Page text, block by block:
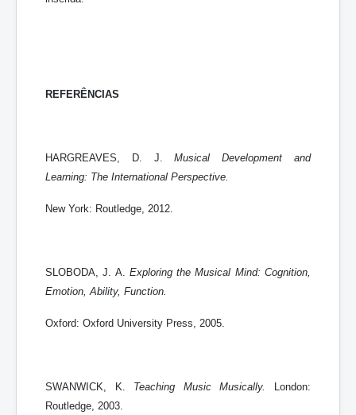
REFERÊNCIAS
HARGREAVES, D. J.Musical Development and
Learning: The International Perspective.
New York: Routledge, 2012.
SLOBODA, J. A. Exploring the Musical Mind: Cognition,
Emotion, Ability, Function.
Oxford: Oxford University Press, 2005.
SWANWICK, K. Teaching Music Musically. London:
Routledge, 2003.